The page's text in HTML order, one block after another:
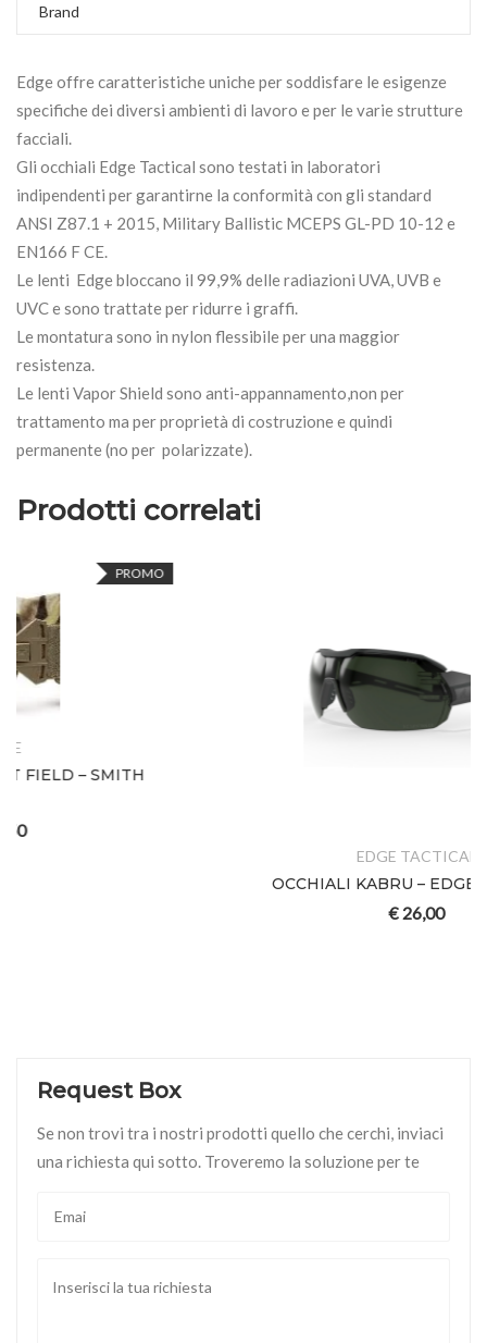
Brand
Edge offre caratteristiche uniche per soddisfare le esigenze
specifiche dei diversi ambienti di lavoro e per le varie strutture
facciali.
Gli occhiali Edge Tactical sono testati in laboratori
indipendenti per garantirne la conformità con gli standard
ANSI Z87.1 + 2015, Military Ballistic MCEPS GL-PD 10-12 e
EN166 F CE.
Le lenti Edge bloccano il 99,9% delle radiazioni UVA, UVB e
UVC e sono trattate per ridurre i graffi.
Le montatura sono in nylon flessibile per una maggior
resistenza.
Le lenti Vapor Shield sono anti-appannamento,non per
trattamento ma per proprietà di costruzione e quindi
permanente (no per polarizzate).
Prodotti correlati
OCCHIALI KABRU – EDGE TACTICAL
Request Box
Se non trovi tra i nostri prodotti quello che cerchi, inviaci
una richiesta qui sotto. Troveremo la soluzione per te